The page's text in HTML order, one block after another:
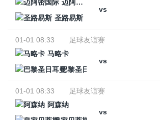
迈阿密国际
vs
圣路易斯
01-01 08:33
足球友谊赛
马略卡
vs
巴黎圣日耳曼
01-01 08:33
足球友谊赛
阿森纳
vs